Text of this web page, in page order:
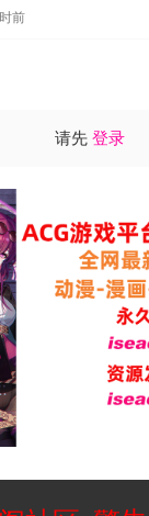
8
或更高
（64M或更高）
可用空间
国群英传系列第
数最多可增加到
调整，方便玩家
前
请先 登录